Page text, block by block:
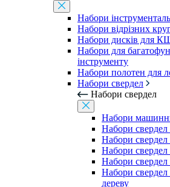
Набори
Набори відрізних
Набори дисків для
Набори для
інструменту
Набори полотен для
Набори свердел
Набори свердел
Набори
Набори свердел
Набори свердел
Набори
Набори свердел
Набори
дереву